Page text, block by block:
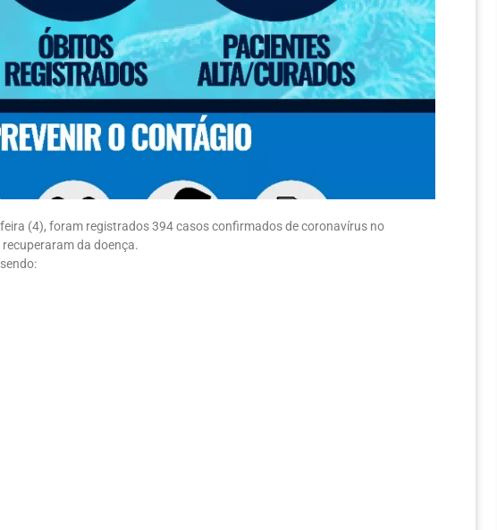
(4), foram registrados 394 casos confirmados de coronavírus no
da doença.